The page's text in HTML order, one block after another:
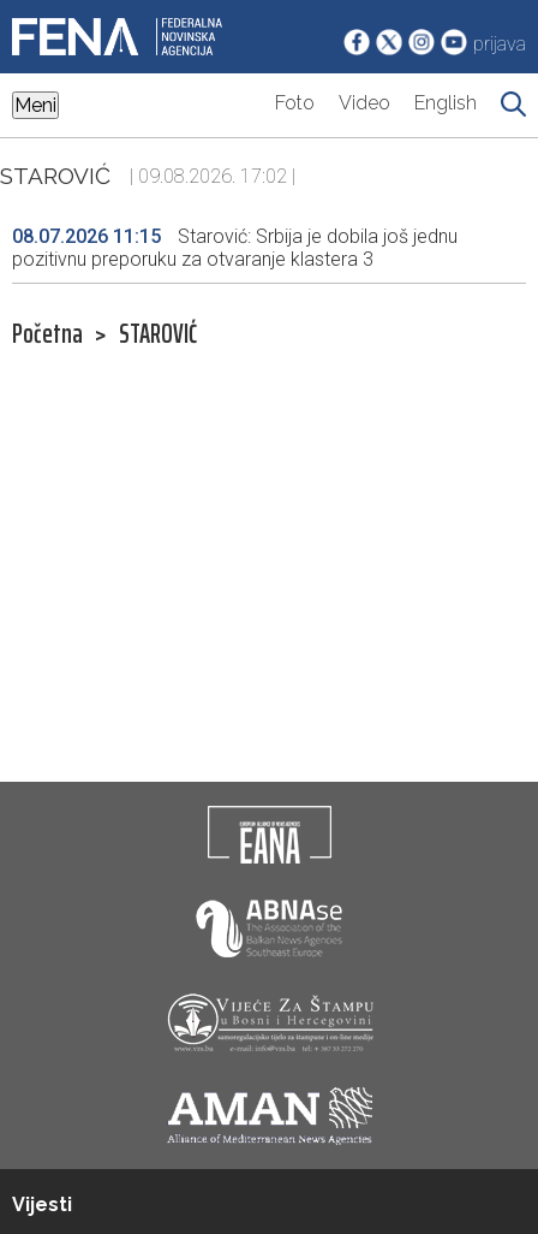
prijava
Meni Foto Video English
STAROVIĆ | 09.08.2026. 17:02 |
08.07.2026 11:15
Starović: Srbija je dobila još jednu
pozitivnu preporuku za otvaranje klastera 3
Početna > STAROVIĆ
Vijesti